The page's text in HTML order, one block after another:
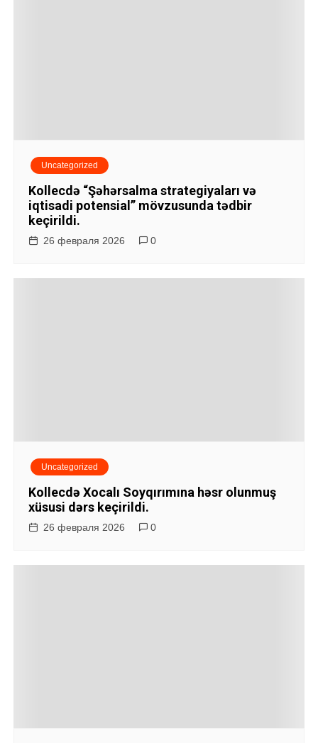
Uncategorized
Kollecdə “Şəhərsalma strategiyaları və
iqtisadi potensial” mövzusunda tədbir
keçirildi.
26 февраля 2026 0
Uncategorized
Kollecdə Xocalı Soyqırımına həsr olunmuş
xüsusi dərs keçirildi.
26 февраля 2026 0